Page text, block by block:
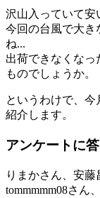
沢山入っていて安
今回の台風で大き
ね...
出荷できなくなっ
ものでしょうか。
というわけで、
紹介します。
アンケートに
りまかさん、安藤
tommmmm08さん